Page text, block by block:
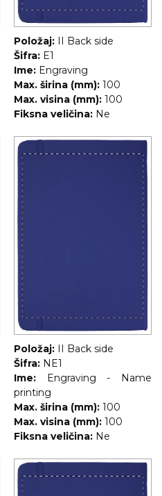
Položaj: II Back side
Šifra: E1
Ime: Engraving
Max. širina (mm): 100
Max. visina (mm): 100
Fiksna veličina: Ne
Položaj: II Back side
Šifra: NE1
Ime:
Engraving - Name
printing
Max. širina (mm): 100
Max. visina (mm): 100
Fiksna veličina: Ne